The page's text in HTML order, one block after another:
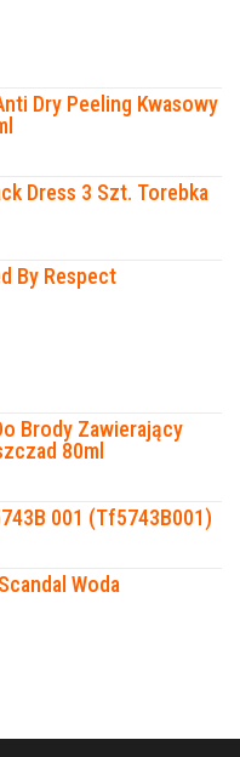
Dry Peeling Kwasowy
Dress 3 Szt. Torebka
By Respect
Brody Zawierający
80ml
001 (Tf5743B001)
Woda